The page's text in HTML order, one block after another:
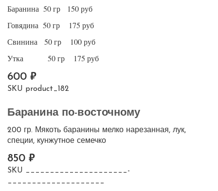
Баранина 50 гр 150 руб
Говядина 50 гр 175 руб
Свинина 50 гр 100 руб
Утка 50 гр 175 руб
600
SKU product_182
Баранина по-восточному
200 гр. Мякоть баранины мелко нарезанная, лук,
специи, кунжутное семечко
850
SKU _____________________-
____________________